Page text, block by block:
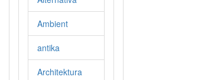
Ambient
antika
Architektura